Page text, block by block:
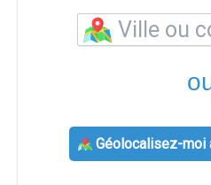
Géolocalisez-moi